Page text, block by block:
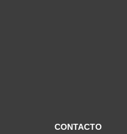
CONTACTO